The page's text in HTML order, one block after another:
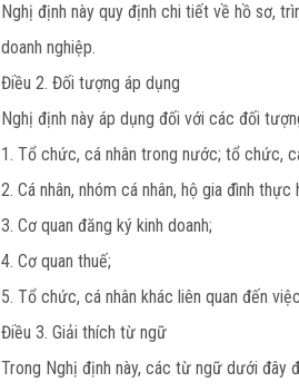
Nghị định này quy định chi tiết về hồ sơ,
doanh nghiệp.
Điều 2. Đối tượng áp dụng
Nghị định này áp dụng đối với các đối
1. Tổ chức, cá nhân trong nước; tổ chức,
2. Cá nhân, nhóm cá nhân, hộ gia đình
3. Cơ quan đăng ký kinh doanh;
4. Cơ quan thuế;
5. Tổ chức, cá nhân khác liên quan đến
Điều 3. Giải thích từ ngữ
Trong Nghị định này, các từ ngữ dưới đây